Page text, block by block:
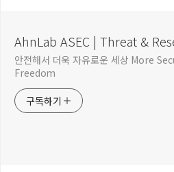
AhnLab ASEC | Threat &
안전해서 더욱 자유로운 세상 More
Freedom
구독하기